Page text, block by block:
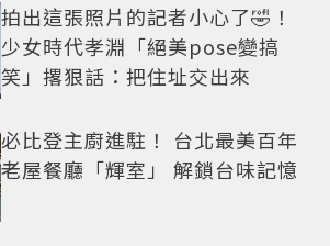
拍出這張照片的記者小心了🤣！
少女時代孝淵「絕美pose變搞
笑」撂狠話：把住址交出來
必比登主廚進駐！ 台北最美百年
老屋餐廳「輝室」 解鎖台味記憶